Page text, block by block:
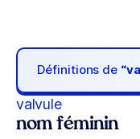
Définitions de
valvule
nom féminin